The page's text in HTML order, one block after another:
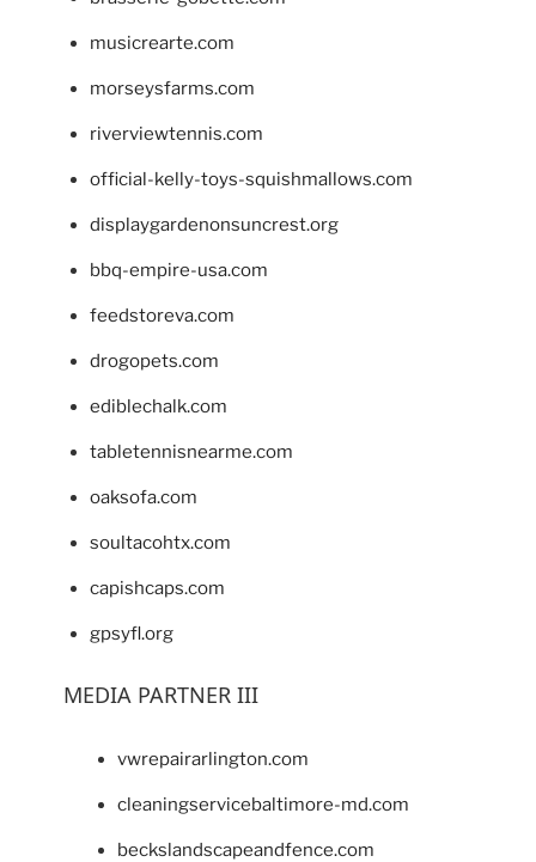
musicrearte.com
morseysfarms.com
riverviewtennis.com
official-kelly-toys-squishmallows.com
displaygardenonsuncrest.org
bbq-empire-usa.com
feedstoreva.com
drogopets.com
ediblechalk.com
tabletennisnearme.com
oaksofa.com
soultacohtx.com
capishcaps.com
gpsyfl.org
MEDIA PARTNER III
vwrepairarlington.com
cleaningservicebaltimore-md.com
beckslandscapeandfence.com